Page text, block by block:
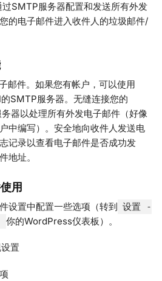
SMTP服务器配置和发送所有外发
的电子邮件进入收件人的垃圾邮件/
邮件。如果您有帐户，可以使用
SMTP服务器。无缝连接您的
器以处理所有外发电子邮件（好像
中编写）。安全地向收件人发送电
记录以查看电子邮件是否成功发
地址。
用
设置中配置一些选项（转到 设置 -
你的WordPress仪表板）。
置